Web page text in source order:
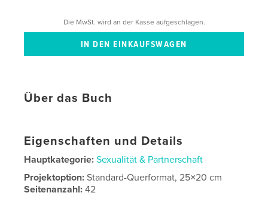
Die MwSt. wird an der Kasse aufgeschlagen.
Über das Buch
Eigenschaften und Details
Hauptkategorie: Sexualität & Partnerschaft
Projektoption:Standard-Querformat, 25×20 cm
Seitenanzahl:42